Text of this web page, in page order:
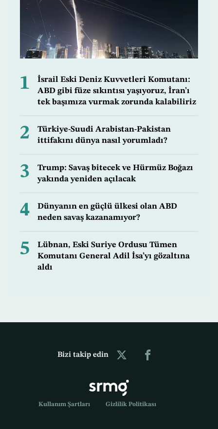
1
İsrail Eski Deniz Kuvvetleri Komutanı:
ABD gibi füze sıkıntısı yaşıyoruz, İran’ı
tek başımıza vurmak zorunda kalabiliriz
2
Türkiye-Suudi Arabistan-Pakistan
ittifakını dünya nasıl yorumladı?
3
Trump: Savaş bitecek ve Hürmüz Boğazı
yakında yeniden açılacak
4
Dünyanın en güçlü ülkesi olan ABD
neden savaş kazanamıyor?
5
Lübnan, Eski Suriye Ordusu Tümen
Komutanı General Adil İsa’yı gözaltına
aldı
Bizi takip edin
Kullanım Şartları Gizlilik Politikası